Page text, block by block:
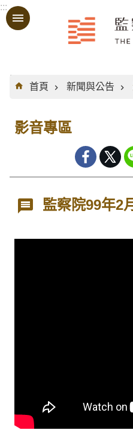
跳到主要內容區塊
:::
:::
首頁
新聞與公告
影音專區
監察院99年2